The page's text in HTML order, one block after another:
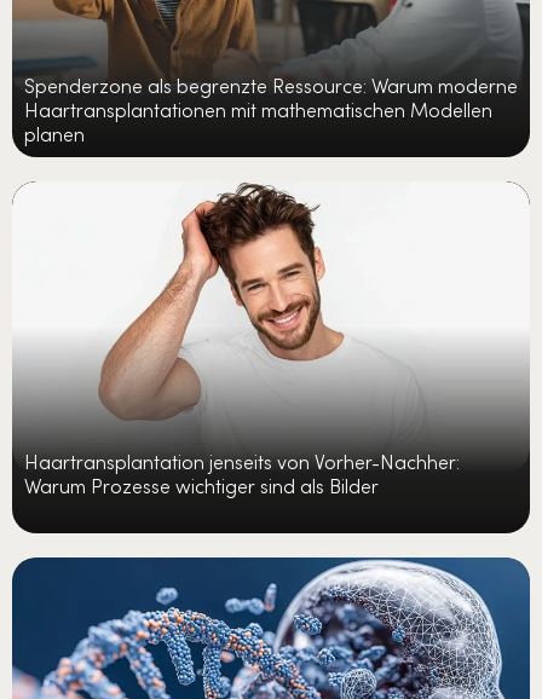
Spenderzone als begrenzte Ressource: Warum moderne
Haartransplantationen mit mathematischen Modellen
planen
Haartransplantation jenseits von Vorher-Nachher:
Warum Prozesse wichtiger sind als Bilder